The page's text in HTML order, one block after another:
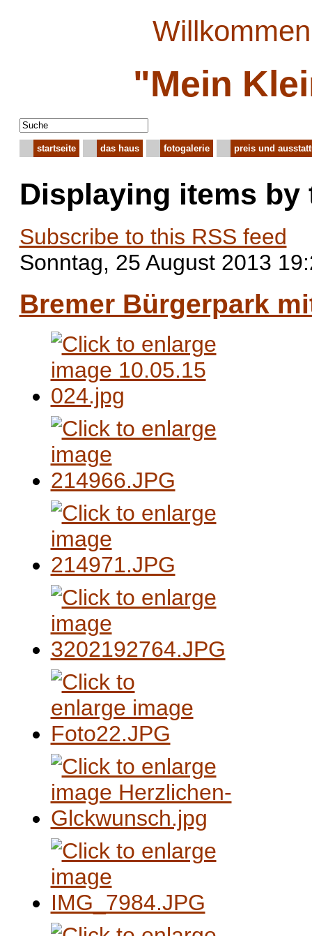
"Mein
startseite das haus fotogalerie preis und
Displaying items by
Subscribe to this RSS feed
Sonntag, 25 August 2013
Bremer Bürgerpark